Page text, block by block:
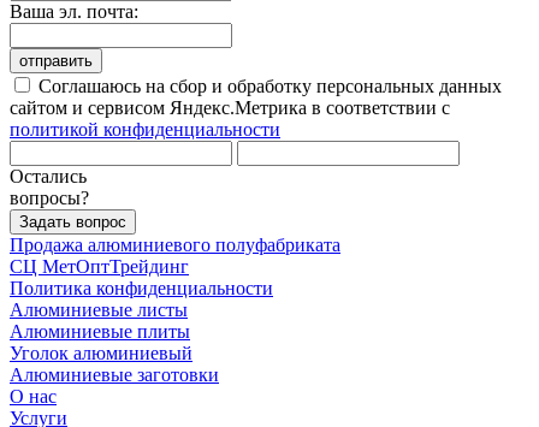
Ваша эл. почта:
отправить
Соглашаюсь на сбор и обработку персональных данных
сайтом и сервисом Яндекс.Метрика в соответствии с
политикой конфиденциальности
Остались
вопросы?
Задать вопрос
Продажа алюминиевого полуфабриката
СЦ МетОптТрейдинг
Политика конфиденциальности
Алюминиевые листы
Алюминиевые плиты
Уголок алюминиевый
Алюминиевые заготовки
О нас
Услуги